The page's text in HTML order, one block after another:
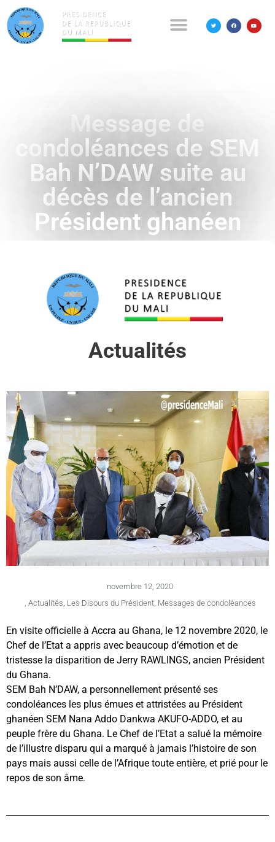
Message de
condoléances de SEM
Bah N’DAW suite au
décès de l’ancien
Président ghanéen
Actualités
novembre 12, 2020
Actualités Les Disours du Président, Messages de condoléances
En visite officielle à Accra au Ghana, le 12 novembre 2020, le
Chef de l’Etat a appris avec beaucoup d’émotion et de
tristesse la disparition de Jerry RAWLINGS, ancien Président
du Ghana.
SEM Bah N’DAW, a personnellement présenté ses
condoléances les plus émues et attristées au Président
ghanéen SEM Nana Addo Dankwa AKUFO-ADDO, et au
peuple frère du Ghana. Le Chef de l’Etat a salué la mémoire
de l’illustre disparu qui a marqué à jamais l’histoire de son
pays mais aussi celle de l’Afrique toute entière, et prié pour le
repos de son âme.